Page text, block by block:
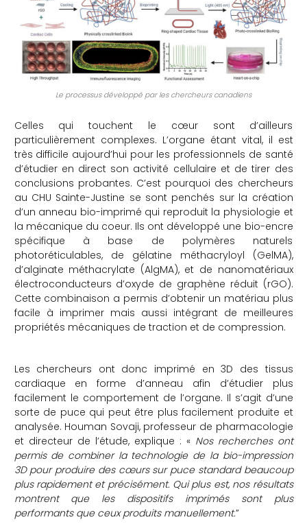
Le processus développé par les chercheurs canadiens
Celles qui touchent le cœur sont d’ailleurs
particulièrement complexes. L’organe étant vital, il est
très difficile aujourd’hui pour les professionnels de santé
d’étudier en direct son activité cellulaire et de tirer des
conclusions probantes. C’est pourquoi des chercheurs
au CHU Sainte-Justine se sont penchés sur la création
d’un anneau bio-imprimé qui reproduit la physiologie et
la mécanique du coeur. Ils ont développé une bio-encre
spécifique à base de polymères naturels
photoréticulables, de gélatine méthacryloyl (GelMA),
d’alginate méthacrylate (AlgMA), et de nanomatériaux
électroconducteurs d’oxyde de graphène réduit (rGO).
Cette combinaison a permis d’obtenir un matériau plus
facile à imprimer mais aussi intégrant de meilleures
propriétés mécaniques de traction et de compression.
Les chercheurs ont donc imprimé en 3D des tissus
cardiaque en forme d’anneau afin d’étudier plus
facilement le comportement de l’organe. Il s’agit d’une
sorte de puce qui peut être plus facilement produite et
analysée. Houman Sovaji, professeur de pharmacologie
et directeur de l’étude, explique : « Nos recherches ont
permis de combiner la technologie de la bio-impression
3D pour produire des cœurs sur puce standard beaucoup
plus rapidement et précisément. Qui plus est, nos résultats
montrent que les dispositifs imprimés sont plus
performants que ceux produits manuellement.”